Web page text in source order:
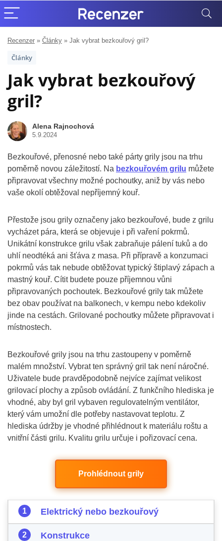
Recenzer » Články » Jak vybrat bezkouřový gril?
Články
Jak vybrat bezkouřový
gril?
Alena Rajnochová
5.9.2024
Bezkouřové, přenosné nebo také párty grily jsou na trhu
poměrně novou záležitostí. Na bezkouřovém grilu můžete
připravovat všechny možné pochoutky, aniž by vás nebo
vaše okolí obtěžoval nepříjemný kouř.
Přestože jsou grily označeny jako bezkouřové, bude z grilu
vycházet pára, která se objevuje i při vaření pokrmů.
Unikátní konstrukce grilu však zabraňuje pálení tuků a do
uhlí neodtéká ani šťáva z masa. Při přípravě a konzumaci
pokrmů vás tak nebude obtěžovat typický štiplavý zápach a
mastný kouř. Cítit budete pouze příjemnou vůni
připravovaných pochoutek. Bezkouřové grily tak můžete
bez obav používat na balkonech, v kempu nebo kdekoliv
jinde na cestách. Grilované pochoutky můžete připravovat i
místnostech.
Bezkouřové grily jsou na trhu zastoupeny v poměrně
malém množství. Vybrat ten správný gril tak není náročné.
Uživatele bude pravděpodobně nejvíce zajímat velikost
grilovací plochy a způsob ovládání. Z funkčního hlediska je
vhodné, aby byl gril vybaven regulovatelným ventilátor,
který vám umožní dle potřeby nastavovat teplotu. Z
hlediska údržby je vhodné přihlédnout k materiálu roštu a
vnitřní části grilu. Kvalitu grilu určuje i pořizovací cena.
Prohlédnout grily
Elektrický nebo bezkouřový
Konstrukce